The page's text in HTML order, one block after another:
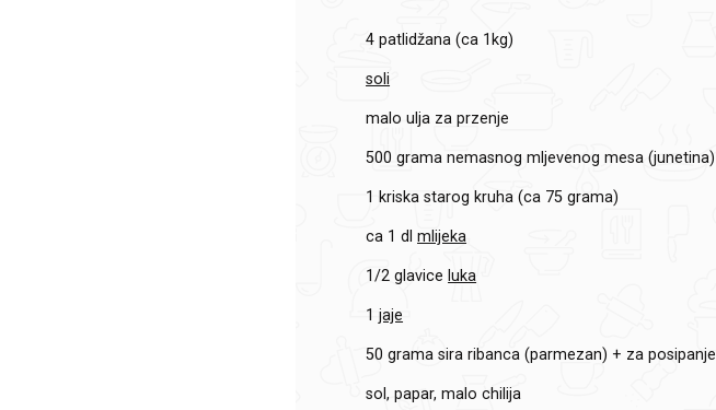
4 patlidžana (ca 1kg)
soli
malo ulja za przenje
500 grama nemasnog mljevenog mesa (junetina)
1 kriska starog kruha (ca 75 grama)
ca 1 dl mlijeka
1/2 glavice luka
1 jaje
50 grama sira ribanca (parmezan) + za posipanje
sol, papar, malo chilija